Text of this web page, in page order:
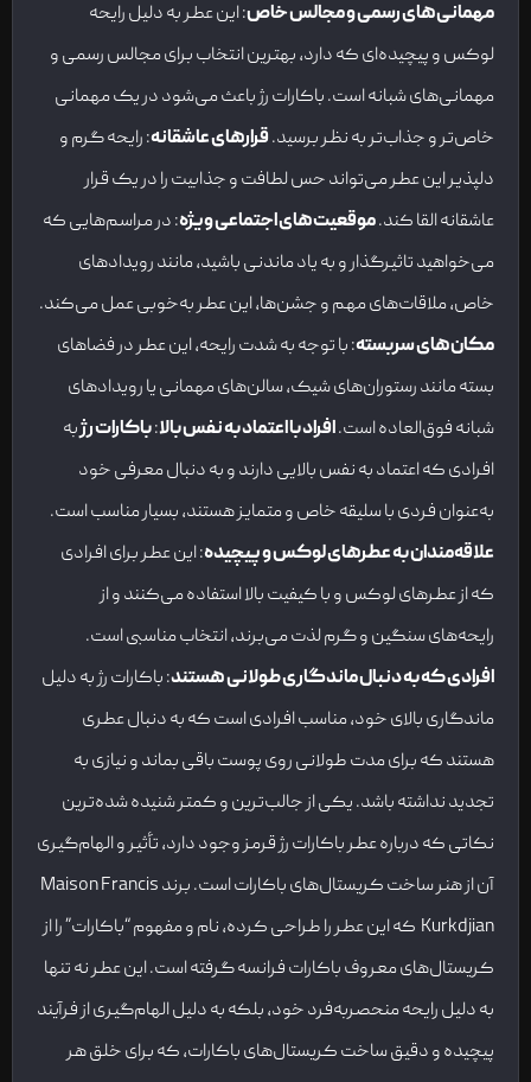
مهمانی‌های رسمی و مجالس خاص: این عطر به دلیل رایحه
لوکس و پیچیده‌ای که دارد، بهترین انتخاب برای مجالس رسمی و
مهمانی‌های شبانه است. باکارات رژ باعث می‌شود در یک مهمانی
خاص‌تر و جذاب‌تر به نظر برسید.قرارهای عاشقانه: رایحه گرم و
دلپذیر این عطر می‌تواند حس لطافت و جذابیت را در یک قرار
عاشقانه القا کند.موقعیت‌های اجتماعی ویژه: در مراسم‌هایی که
می‌خواهید تاثیرگذار و به یاد ماندنی باشید، مانند رویدادهای
خاص، ملاقات‌های مهم و جشن‌ها، این عطر به‌خوبی عمل می‌کند.
مکان‌های سربسته: با توجه به شدت رایحه، این عطر در فضاهای
بسته مانند رستوران‌های شیک، سالن‌های مهمانی یا رویدادهای
شبانه فوق‌العاده است.افراد با اعتماد به نفس بالا:باکارات رژبه
افرادی که اعتماد به نفس بالایی دارند و به دنبال معرفی خود
به‌عنوان فردی با سلیقه خاص و متمایز هستند، بسیار مناسب است.
علاقه‌مندان به عطرهای لوکس و پیچیده: این عطر برای افرادی
که از عطرهای لوکس و با کیفیت بالا استفاده می‌کنند و از
رایحه‌های سنگین و گرم لذت می‌برند، انتخاب مناسبی است.
افرادی که به دنبال ماندگاری طولانی هستند: باکارات رژ به دلیل
ماندگاری بالای خود، مناسب افرادی است که به دنبال عطری
هستند که برای مدت طولانی روی پوست باقی بماند و نیازی به
تجدید نداشته باشد. یکی از جالب‌ترین و کمتر شنیده شده‌ترین
نکاتی که درباره عطر باکارات رژ قرمز وجود دارد، تأثیر و الهام‌گیری
آن از هنر ساخت کریستال‌های باکارات است. برند Maison Francis
Kurkdjian که این عطر را طراحی کرده، نام و مفهوم “باکارات” را از
کریستال‌های معروف باکارات فرانسه گرفته است. این عطر نه تنها
به دلیل رایحه منحصربه‌فرد خود، بلکه به دلیل الهام‌گیری از فرآیند
پیچیده و دقیق ساخت کریستال‌های باکارات، که برای خلق هر